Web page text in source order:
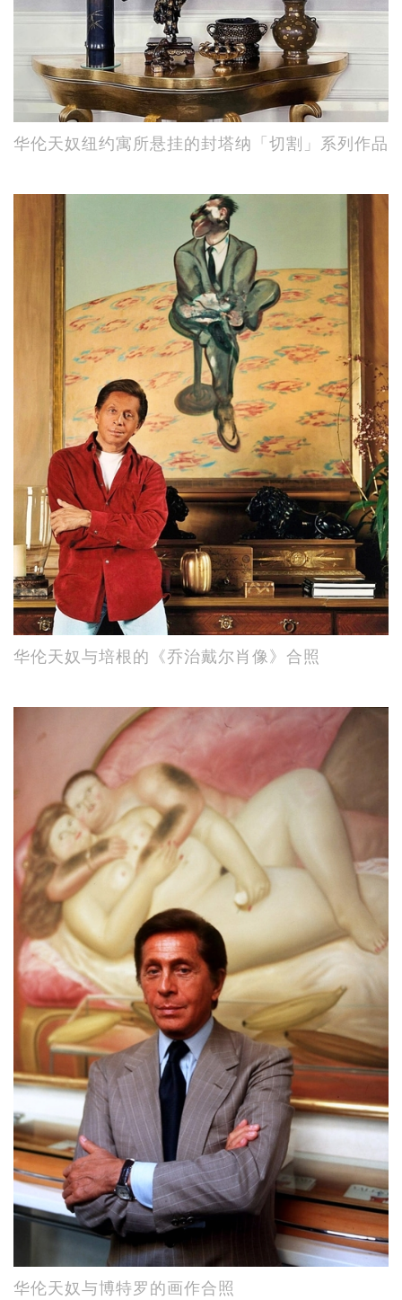
华伦天奴纽约寓所悬挂的封塔纳「切割」系列作品
华伦天奴与培根的《乔治戴尔肖像》合照
华伦天奴与博特罗的画作合照